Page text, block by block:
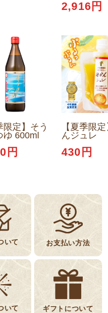
2,916円
限定】そう
ゆ 600ml
円
【夏季限
んジュレ
430円
いて お支払い方法
いて ギフトについて